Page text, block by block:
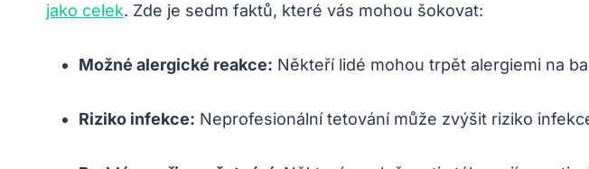
jako celek. Zde je sedm faktů, které vás mohou šokovat:
Možné alergické reakce: Někteří lidé mohou trpět alergiemi na
Riziko infekce: Neprofesionální tetování může zvýšit riziko